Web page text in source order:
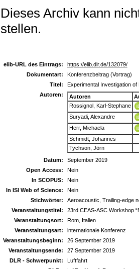
Dieses Archiv kann
stellen.
elib-URL des Eintrags:
https://elib.dlr.de/132079/
Dokumentart:
Konferenzbeitrag (Vortrag)
Titel:
Experimental Investigation
Autoren:
Autoren
Rossignol, Karl-Stephane
Suryadi, Alexandre
Herr, Michaela
Schmidt, Johannes
Tychson, Jörn
Datum:
September 2019
Open Access:
Nein
In SCOPUS:
Nein
In ISI Web of Science:
Nein
Stichwörter:
Aeroacoustic, Trailing-edge
Veranstaltungstitel:
23rd CEAS-ASC Workshop
Veranstaltungsort:
Rom, Italien
Veranstaltungsart:
internationale Konferenz
Veranstaltungsbeginn:
26 September 2019
Veranstaltungsende:
27 September 2019
DLR - Schwerpunkt:
Luftfahrt